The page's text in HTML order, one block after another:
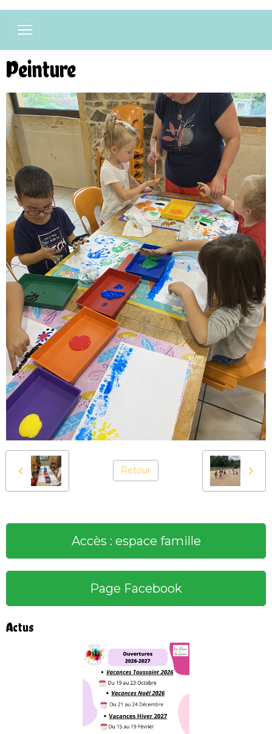
Peinture
Retour
Accès : espace famille
Page Facebook
Actus